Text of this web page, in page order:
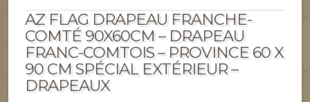
AZ FLAG DRAPEAU FRANCHE-
COMTÉ 90X60CM – DRAPEAU
FRANC-COMTOIS – PROVINCE 60 X
90 CM SPÉCIAL EXTÉRIEUR –
DRAPEAUX